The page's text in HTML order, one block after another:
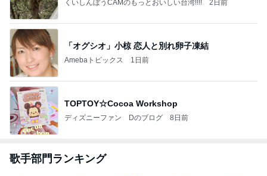
くいしんぼうCAMのもっとおいしい台湾!!!! 2日前
「オグシオ」小椋 恋人と別れ卵子凍結
Amebaトピックス 1日前
TOPTOY☆Cocoa Workshop
ディズニーファン Dのブログ 8日前
歌手部門ランキング